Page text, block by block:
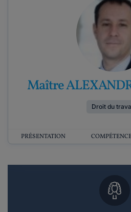
Maître
Droit du
PRÉSENTATION